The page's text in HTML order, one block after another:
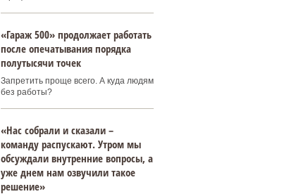
«Гараж 500» продолжает работать
после опечатывания порядка
полутысячи точек
Запретить проще всего. А куда людям
без работы?
«Нас собрали и сказали –
команду распускают. Утром мы
обсуждали внутренние вопросы, а
уже днем нам озвучили такое
решение»